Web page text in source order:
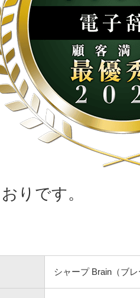
りです。
シャープ Brain（ブ